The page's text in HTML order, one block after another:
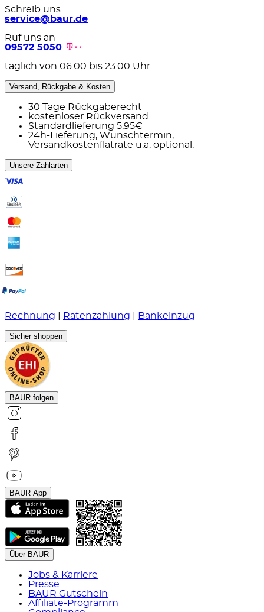
Schreib uns
service@baur.de
Ruf uns an
09572 5050
täglich von 06.00 bis 23.00 Uhr
Versand, Rückgabe & Kosten
30 Tage Rückgaberecht
kostenloser Rückversand
Standardlieferung 5,95€
24h-Lieferung, Wunschtermin,
Versandkostenflatrate u.a. optional.
Unsere Zahlarten
Rechnung Ratenzahlung Bankeinzug
Sicher shoppen
BAUR folgen
BAUR App
Über BAUR
Jobs & Karriere
Presse
BAUR Gutschein
Affiliate-Programm